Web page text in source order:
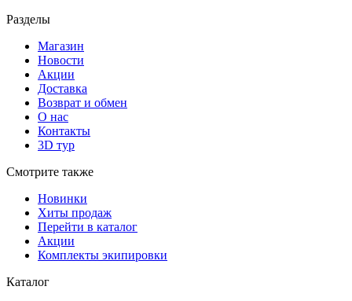
Разделы
Магазин
Новости
Акции
Доставка
Возврат и обмен
О нас
Контакты
3D тур
Смотрите также
Новинки
Хиты продаж
Перейти в каталог
Акции
Комплекты экипировки
Каталог